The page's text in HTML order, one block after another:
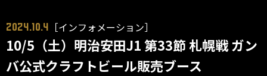
2024.10.4 ［インフォメーション］
10/5（土）明治安田J1 第33節 札幌戦 ガン
バ公式クラフトビール販売ブース